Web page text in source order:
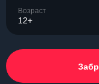
Возраст
12+